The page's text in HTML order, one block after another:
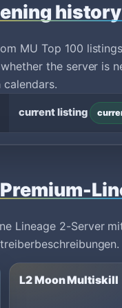
MU Top 100
the server is
current listing
Lineage 2-Server
L2 Moon Multiskill